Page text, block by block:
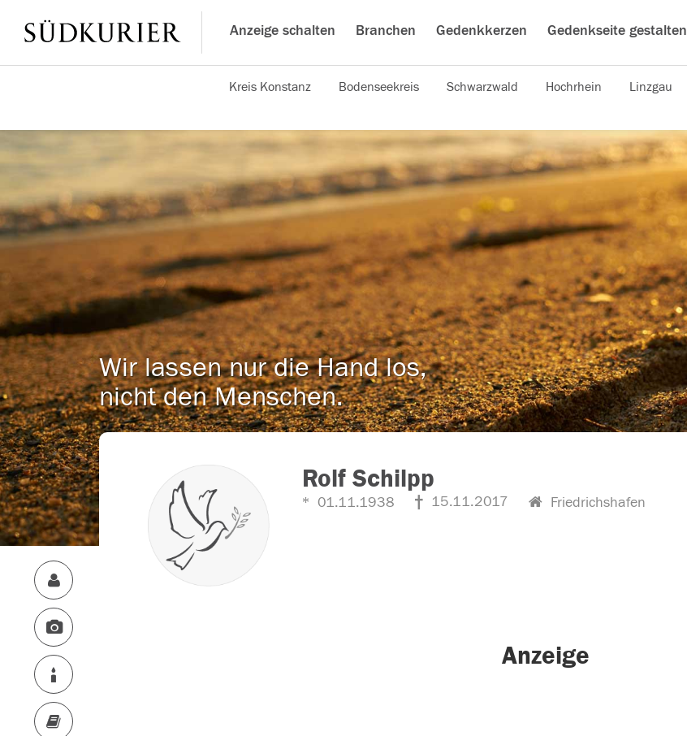
Anzeige schalten Branchen Gedenkkerzen Gedenkseite gestalten
Kreis Konstanz Bodenseekreis Schwarzwald Hochrhein Linzgau
Wir lassen nur die Hand los,
nicht den Menschen.
Rolf Schilpp
01.11.1938 15.11.2017 Friedrichshafen
Anzeige